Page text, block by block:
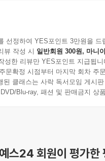
선정하여 YES포인트 3만원을 드
뷰 작성 시 일반회원 300원, 마니
성한 리뷰만 YES포인트 지급됩니
문확정 시점부터 마지막 회차 주
된 클래스는 사락 독서모임 게시
Blu-ray, 패션 및 판매금지 상
스24 회원이 평가한